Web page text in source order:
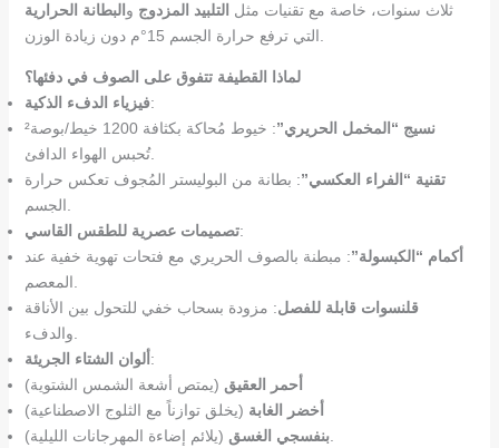
ثلاث سنوات، خاصة مع تقنيات مثل التلبيد المزدوج و البطانة الحرارية
لماذا القطيفة تتفوق على الصوف في دفئها؟
فيزياء الدفء الذكية:
نسيج “المخمل الحريري”
: خيوط مُحاكة بكثافة 1200 خيط/بوصة²
تُحبس الهواء الدافئ.
تقنية “الفراء العكسي”: بطانة من البوليستر المُجوف تعكس حرارة
تصميمات عصرية للطقس القاسي:
أكمام “الكبسولة”: مبطنة بالصوف الحريري مع فتحات تهوية خفية عند
قلنسوات قابلة للفصل: مزودة بسحاب خفي للتحول بين الأناقة
ألوان الشتاء الجريئة :
أحمر العقيق (يمتص أشعة الشمس الشتوية)
أخضر الغابة (يخلق توازناً مع الثلوج الاصطناعية)
بنفسجي الغسق(يلائم إضاءة المهرجانات الليلية).